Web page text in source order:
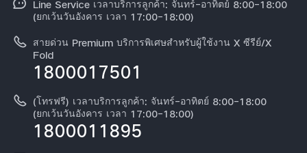
สอบถามเกี่ยวกับราคาอะไหล่
การตรวจยืนยันหมายเลข IMEI
คำแนะนำเกี่ยวกับบัตรรับประกันของ vivo
ดาวน์โหลด LUTs สำหรับการคืนค่า Log
ข้อกฏหมาย
เกี่ยวกับเรา
ศูนย์ความเป็นส่วนตัวของวีโว่
ความยั่งยืน
Line Service เวลาบริการลูกค้า: จันทร์-อาทิตย์ 8:00-18:00
(ยกเว้นวันอังคาร เวลา 17:00-18:00)
สายด่วน Premium บริการพิเศษสำหรับผู้ใช้งาน X ซีรีย์/X
Fold
1800017501
(โทรฟรี) เวลาบริการลูกค้า: จันทร์-อาทิตย์ 8:00-18:00
(ยกเว้นวันอังคาร เวลา 17:00-18:00)
1800011895